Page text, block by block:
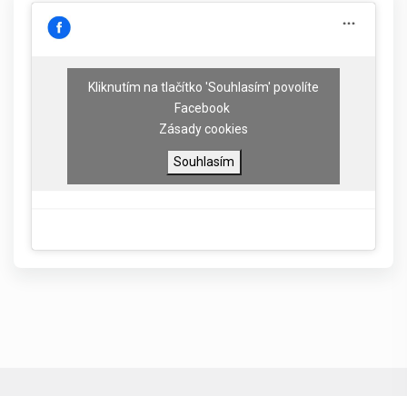
Kliknutím na tlačítko 'Souhlasím' povolíte
Facebook
Zásady cookies
Souhlasím